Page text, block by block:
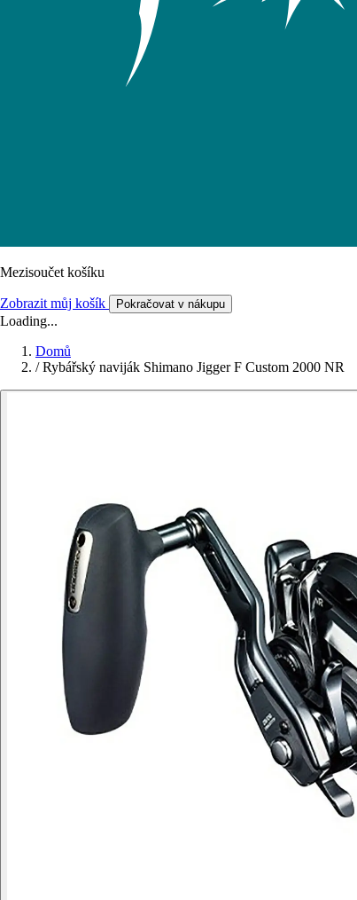
Mezisoučet košíku
Zobrazit můj košík Pokračovat v nákupu
Loading...
Domů
/ Rybářský naviják Shimano Jigger F Custom 2000 NR